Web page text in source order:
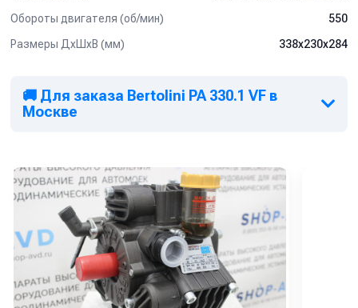
Обороты двигателя (об/мин)
550
Размеры ДхШхВ (мм)
338х230х284
🚚 Для заказа Bertolini PA 330.1 VF в
Москве